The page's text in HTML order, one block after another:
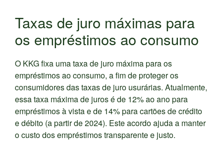
Taxas de juro máximas para
os empréstimos ao consumo
O KKG fixa uma taxa de juro máxima para os
empréstimos ao consumo, a fim de proteger os
consumidores das taxas de juro usurárias. Atualmente,
essa taxa máxima de juros é de 12% ao ano para
empréstimos à vista e de 14% para cartões de crédito
e débito (a partir de 2024). Este acordo ajuda a manter
o custo dos empréstimos transparente e justo.